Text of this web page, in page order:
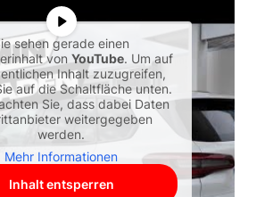
sehen gerade einen
vonYouTube. Um auf
Inhalt zuzugreifen,
auf die Schaltfläche unten.
Sie, dass dabei Daten
weitergegeben
werden.
Mehr Informationen
Inhalt entsperren